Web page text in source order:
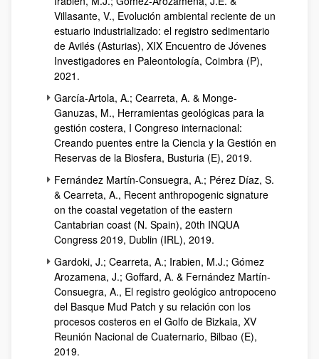
Villasante, V., Evolución ambiental reciente de un
estuario industrializado: el registro sedimentario
de Avilés (Asturias), XIX Encuentro de Jóvenes
Investigadores en Paleontología, Coimbra (P),
2021.
García-Artola, A.; Cearreta, A. & Monge-
Ganuzas, M., Herramientas geológicas para la
gestión costera, I Congreso internacional:
Creando puentes entre la Ciencia y la Gestión en
Reservas de la Biosfera, Busturia (E), 2019.
Fernández Martín-Consuegra, A.; Pérez Díaz, S.
& Cearreta, A., Recent anthropogenic signature
on the coastal vegetation of the eastern
Cantabrian coast (N. Spain), 20th INQUA
Congress 2019, Dublin (IRL), 2019.
Gardoki, J.; Cearreta, A.; Irabien, M.J.; Gómez
Arozamena, J.; Goffard, A. & Fernández Martín-
Consuegra, A., El registro geológico antropoceno
del Basque Mud Patch y su relación con los
procesos costeros en el Golfo de Bizkaia, XV
Reunión Nacional de Cuaternario, Bilbao (E),
2019.